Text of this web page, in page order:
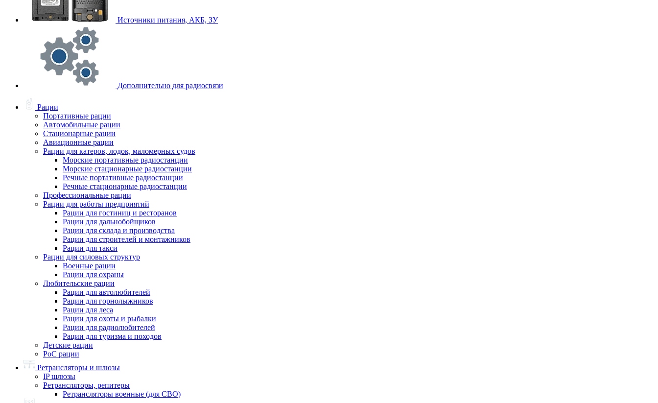
Источники питания, АКБ, ЗУ
Дополнительно для радиосвязи
Рации
Портативные рации
Автомобильные рации
Стационарные рации
Авиационные рации
Рации для катеров, лодок, маломерных судов
Морские портативные радиостанции
Морские стационарные радиостанции
Речные портативные радиостанции
Речные стационарные радиостанции
Профессиональные рации
Рации для работы предприятий
Рации для гостиниц и ресторанов
Рации для дальнобойщиков
Рации для склада и производства
Рации для строителей и монтажников
Рации для такси
Рации для силовых структур
Военные рации
Рации для охраны
Любительские рации
Рации для автолюбителей
Рации для горнолыжников
Рации для леса
Рации для охоты и рыбалки
Рации для радиолюбителей
Рации для туризма и походов
Детские рации
PoC рации
Ретрансляторы и шлюзы
IP шлюзы
Ретрансляторы, репитеры
Ретрансляторы военные (для СВО)